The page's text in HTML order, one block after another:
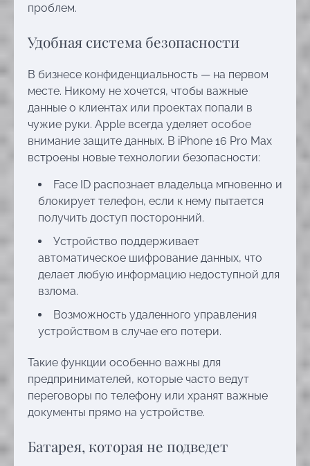
проблем.
Удобная система безопасности
В бизнесе конфиденциальность — на первом
месте. Никому не хочется, чтобы важные
данные о клиентах или проектах попали в
чужие руки. Apple всегда уделяет особое
внимание защите данных. В iPhone 16 Pro Max
встроены новые технологии безопасности:
Face ID распознает владельца мгновенно и
блокирует телефон, если к нему пытается
получить доступ посторонний.
Устройство поддерживает
автоматическое шифрование данных, что
делает любую информацию недоступной для
взлома.
Возможность удаленного управления
устройством в случае его потери.
Такие функции особенно важны для
предпринимателей, которые часто ведут
переговоры по телефону или хранят важные
документы прямо на устройстве.
Батарея, которая не подведет